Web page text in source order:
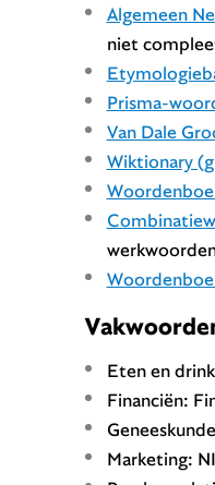
Algemeen
niet
Prisma-
Van Dale
Wiktionary
Eten en
Financiën:
Marketing: